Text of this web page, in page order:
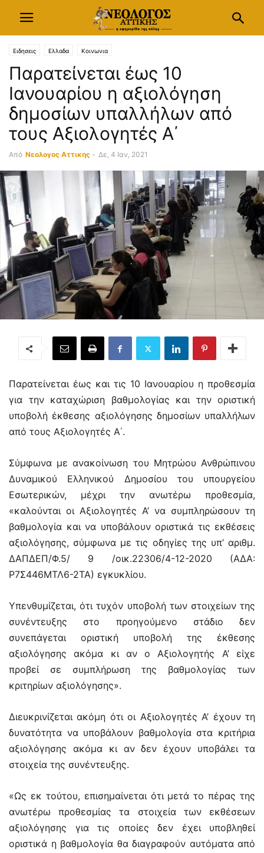
Ειδησεις Ελλαδα Κοινωνια
Παρατείνεται έως 10
Ιανουαρίου η αξιολόγηση
δημοσίων υπαλλήλων από
τους Αξιολογητές Α΄
Από Νεολογος Αττικης - Δε, 4 Ιαν, 2021
Παρατείνεται έως και τις 10 Ιανουαρίου η προθεσμία
για την καταχώριση βαθμολογίας και την οριστική
υποβολή έκθεσης αξιολόγησης δημοσίων υπαλλήλων
από τους Αξιολογητές Α΄.
Σύμφωνα με ανακοίνωση του Μητρώου Ανθρώπινου
Δυναμικού Ελληνικού Δημοσίου του υπουργείου
Εσωτερικών, μέχρι την ανωτέρω προθεσμία,
«καλούνται οι Αξιολογητές Α’ να συμπληρώσουν τη
βαθμολογία και να υποβάλουν οριστικά τις εκθέσεις
αξιολόγησης, σύμφωνα με τις οδηγίες της υπ’ αριθμ.
ΔΑΠΔΕΠ/Φ.5/ 9 /οικ.22306/4-12-2020 (ΑΔΑ:
Ρ7Σ446ΜΤΛ6-2ΤΑ) εγκυκλίου.
Υπενθυμίζεται, ότι τυχόν υποβολή των στοιχείων της
συνέντευξης στο προηγούμενο στάδιο δεν
συνεπάγεται οριστική υποβολή της έκθεσης
αξιολόγησης ακόμα κι αν ο Αξιολογητής Α’ είχε
προβεί σε συμπλήρωση της βαθμολογίας των
κριτηρίων αξιολόγησης».
Διευκρινίζεται ακόμη ότι οι Αξιολογητές Α’ έχουν τη
δυνατότητα να υποβάλουν βαθμολογία στα κριτήρια
αξιολόγησης ακόμα κι αν δεν έχουν υποβάλει τα
στοιχεία της συνέντευξης.
«Ως εκ τούτου, επισημαίνεται ότι μετά το πέρας της
ανωτέρω προθεσμίας τα στοιχεία των εκθέσεων
αξιολόγησης για τις οποίες δεν έχει υποβληθεί
οριστικά η βαθμολογία θα διαγραφούν αυτόματα από